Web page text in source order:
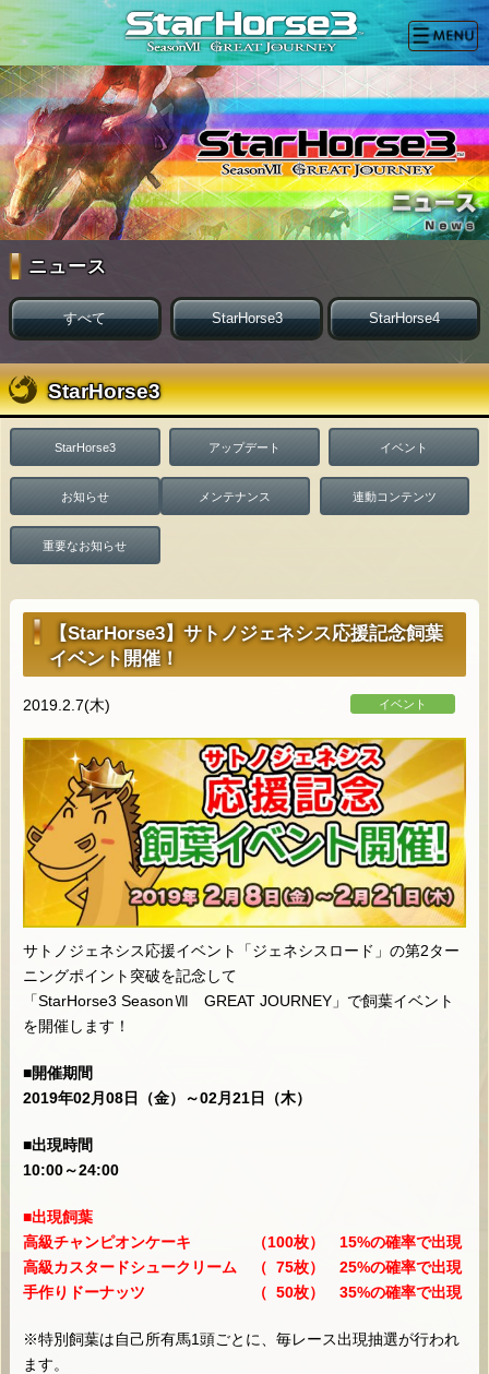
ニュース
すべて StarHorse3 StarHorse4
StarHorse3
StarHorse3 アップデート イベント
お知らせ メンテナンス 連動コンテンツ
重要なお知らせ
【StarHorse3】サトノジェネシス応援記念飼葉
イベント開催！
イベント
2019.2.7(木)
サトノジェネシス応援イベント「ジェネシスロード」の第2ター
ニングポイント突破を記念して
「StarHorse3 SeasonⅦ GREAT JOURNEY」で飼葉イベント
を開催します！
■開催期間
2019年02月08日（金）～02月21日（木）
■出現時間
10:00～24:00
■出現飼葉
高級チャンピオンケーキ （100枚） 15%の確率で出現
高級カスタードシュークリーム （ 75枚） 25%の確率で出現
手作りドーナッツ （ 50枚） 35%の確率で出現
※特別飼葉は自己所有馬1頭ごとに、毎レース出現抽選が行われ
ます。